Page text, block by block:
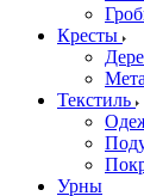
Кресты
Текстиль
Урны